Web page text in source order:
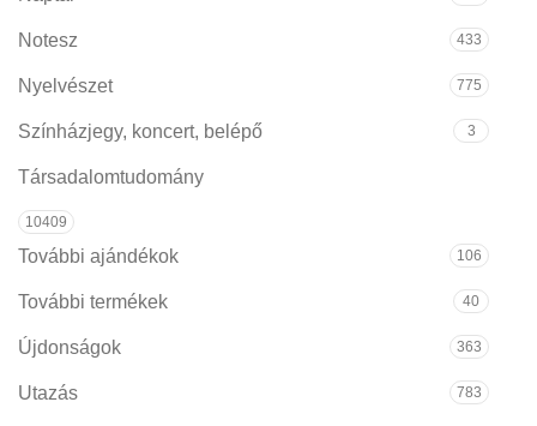
Notesz 433
Nyelvészet 775
Színházjegy, koncert, belépő 3
Társadalomtudomány
10409
További ajándékok 106
További termékek 40
Újdonságok 363
Utazás 783